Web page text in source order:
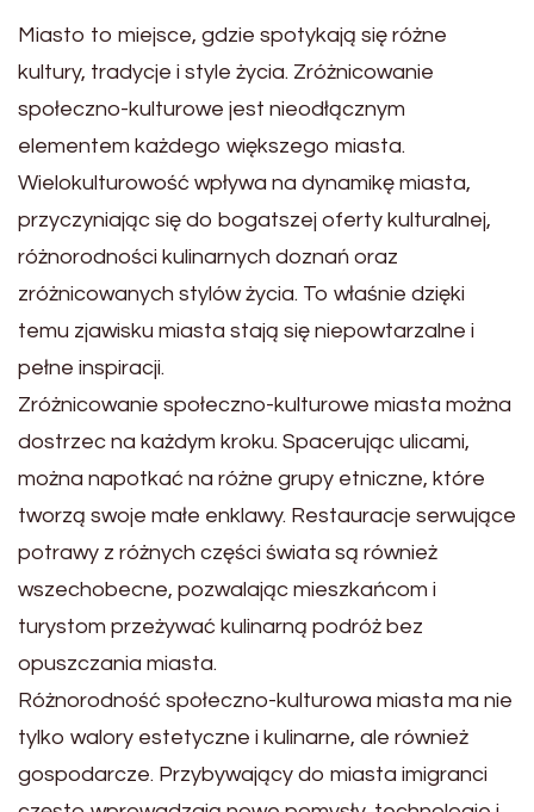
Miasto to miejsce, gdzie spotykają się różne
kultury, tradycje i style życia. Zróżnicowanie
społeczno-kulturowe jest nieodłącznym
elementem każdego większego miasta.
Wielokulturowość wpływa na dynamikę miasta,
przyczyniając się do bogatszej oferty kulturalnej,
różnorodności kulinarnych doznań oraz
zróżnicowanych stylów życia. To właśnie dzięki
temu zjawisku miasta stają się niepowtarzalne i
pełne inspiracji.
Zróżnicowanie społeczno-kulturowe miasta można
dostrzec na każdym kroku. Spacerując ulicami,
można napotkać na różne grupy etniczne, które
tworzą swoje małe enklawy. Restauracje serwujące
potrawy z różnych części świata są również
wszechobecne, pozwalając mieszkańcom i
turystom przeżywać kulinarną podróż bez
opuszczania miasta.
Różnorodność społeczno-kulturowa miasta ma nie
tylko walory estetyczne i kulinarne, ale również
gospodarcze. Przybywający do miasta imigranci